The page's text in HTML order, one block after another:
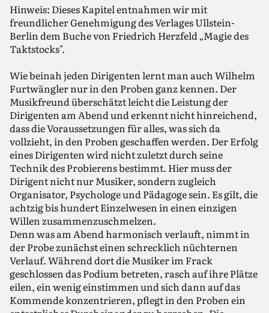
Hinweis: Dieses Kapitel entnahmen wir mit
freundlicher Genehmigung des Verlages Ullstein-
Berlin dem Buche von Friedrich Herzfeld „Magie des
Taktstocks".
Wie beinah jeden Dirigenten lernt man auch Wilhelm
Furtwängler nur in den Proben ganz kennen. Der
Musikfreund überschätzt leicht die Leistung der
Dirigenten am Abend und erkennt nicht hinreichend,
dass die Voraussetzungen für alles, was sich da
vollzieht, in den Proben geschaffen werden. Der Erfolg
eines Dirigenten wird nicht zuletzt durch seine
Technik des Probierens bestimmt. Hier muss der
Dirigent nicht nur Musiker, sondern zugleich
Organisator, Psychologe und Pädagoge sein. Es gilt, die
achtzig bis hundert Einzelwesen in einen einzigen
Willen zusammenzuschmelzen.
Denn was am Abend harmonisch verlauft, nimmt in
der Probe zunächst einen schrecklich nüchternen
Verlauf. Während dort die Musiker im Frack
geschlossen das Podium betreten, rasch auf ihre Plätze
eilen, ein wenig einstimmen und sich dann auf das
Kommende konzentrieren, pflegt in den Proben ein